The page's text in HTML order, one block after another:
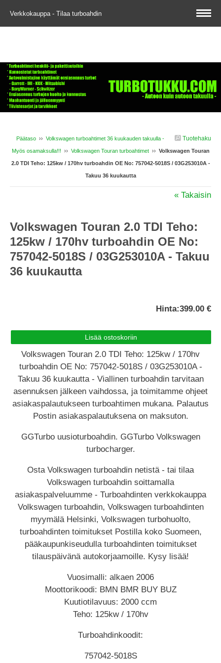
Verkkokauppa - Tilaa turboahdin
Tuotehaku
Päätaso ›› Volkswagen turboahtimet 36 kuukauden takuulla -
Myös osamaksulla!!! ›› Volkswagen Touran turboahtimet›› Volkswagen Touran
2.0 TDI Teho: 125kw / 170hv turboahdin OE No: 757042-5018S / 03G253010A -
Takuu 36 kuukautta
« Takaisin
Volkswagen Touran 2.0 TDI Teho:
125kw / 170hv turboahdin OE No:
757042-5018S / 03G253010A - Takuu
36 kuukautta
Hinta:399.00 €
Volkswagen Touran 2.0 TDI Teho: 125kw / 170hv
turboahdin OE No: 757042-5018S / 03G253010A -
Takuu 36 kuukautta - Viallinen turboahdin tarvitaan
asennuksen jälkeen vaihdossa, ja toimitamme ohjeet
asiakaspalautukseen turboahtimen mukana. Palautus
Postin asiakaspalautuksena on maksuton.
GGTurbo uusioturboahdin. GGTurbo Volkswagen
turbocharger.
Osta Volkswagen turboahdin netistä - tai tilaa
Volkswagen turboahdin soittamalla
asiakaspalveluumme - Turboahdinten verkkokauppa
Volkswagen turboahdin, Volkswagen turboahdinten
myymälä Helsinki, Volkswagen turbohuolto,
turboahdinten toimitukset Postilla koko Suomeen,
pääkaupunkiseudulla turboahdinten toimitukset
tilauspäivänä autokorjaamoille. Kysy lisää!
Vuosimalli: alkaen 2006
Moottorikoodi: BMN BMR BUY BUZ
Kuutiotilavuus: 2000 ccm
Teho: 125kw / 170hv
Turboahdinkoodit:
757042-5018S